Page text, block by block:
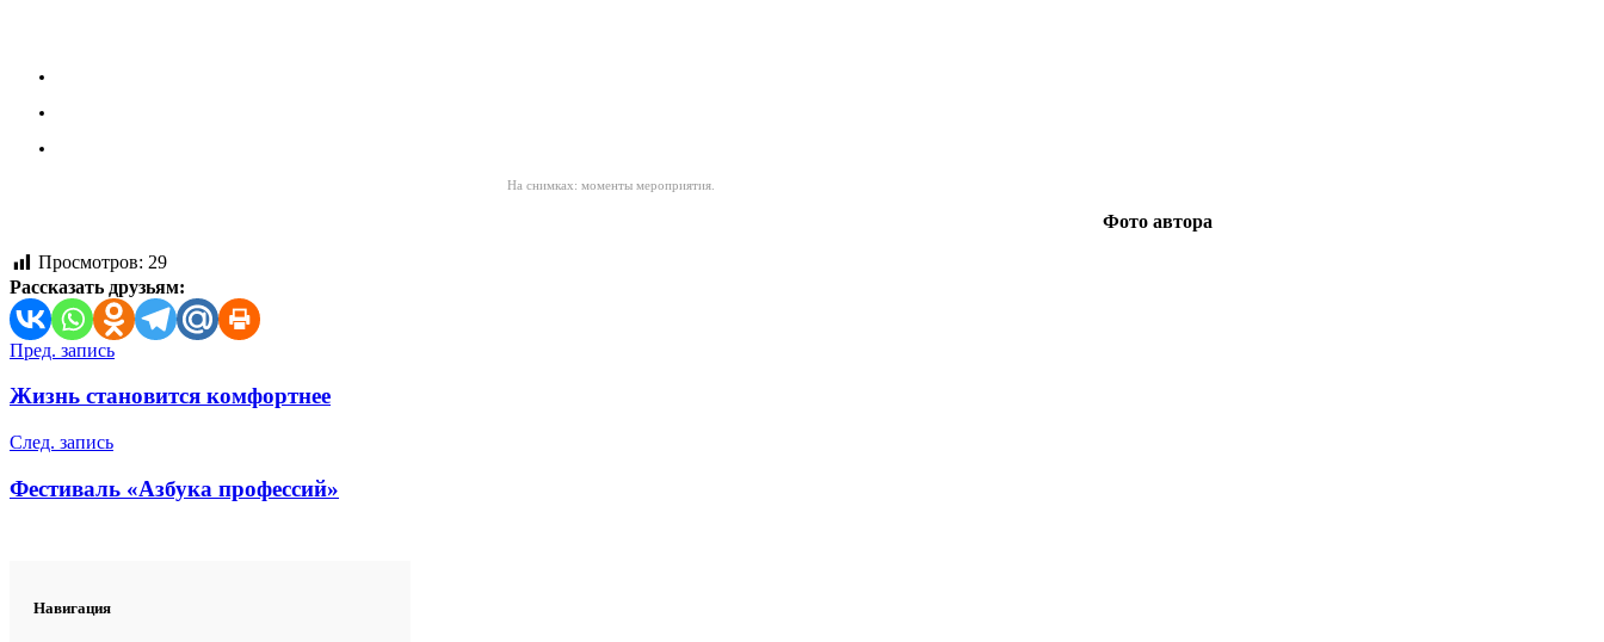
На снимках: моменты мероприятия.
Фото автора
Просмотров: 29
Рассказать друзьям:
Навигация
по
Пред. запись
Жизнь становится комфортнее
След. запись
Фестиваль «Азбука профессий»
Навигация